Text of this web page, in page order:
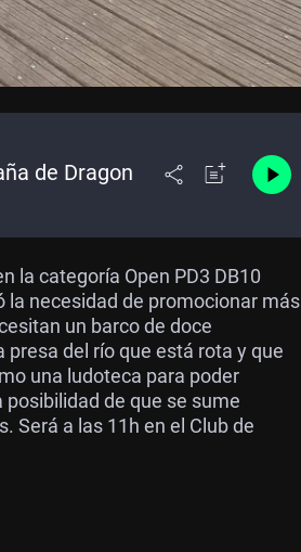
de Dragon
la categoría Open PD3 DB10
la necesidad de promocionar más
un barco de doce
del río que está rota y que
una ludoteca para poder
de que se sume
Será a las 11h en el Club de